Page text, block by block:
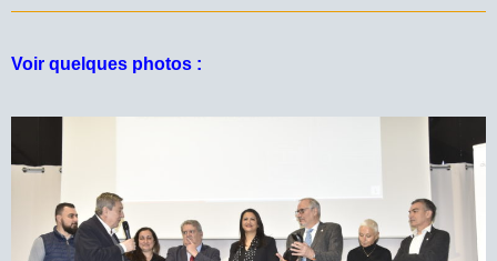
Voir quelques photos :